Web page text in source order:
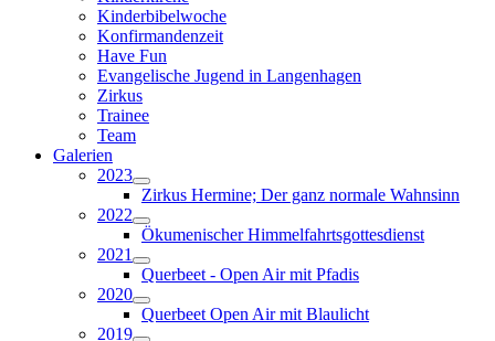
Kinderbibelwoche
Konfirmandenzeit
Have Fun
Evangelische Jugend in Langenhagen
Zirkus
Trainee
Team
Galerien
2023
Zirkus Hermine; Der ganz normale Wahnsinn
2022
Ökumenischer Himmelfahrtsgottesdienst
2021
Querbeet - Open Air mit Pfadis
2020
Querbeet Open Air mit Blaulicht
2019